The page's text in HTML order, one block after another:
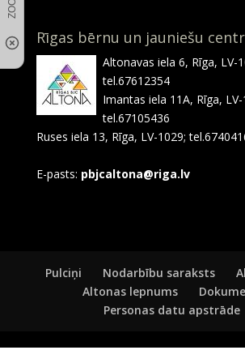
Rīgas bērnu un jauniešu
Altonavas iela 6, Rīga, LV-
tel.67612354
Imantas iela 11A, Rīga, LV-
tel.67105436
Ruses iela 13, Rīga, LV-1029;
E-pasts: pbjcaltona@riga.lv
Pulciņi Nodarbību saraksts
Altonas lepnums
Personas datu apstrāde